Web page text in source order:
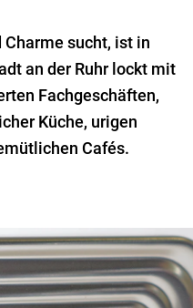
sucht, ist in
an der Ruhr lockt mit
Fachgeschäften,
Küche, urigen
Cafés.